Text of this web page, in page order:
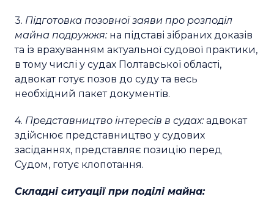
3. Підготовка позовної заяви про розподіл
майна подружжя: на підставі зібраних доказів
та із врахуванням актуальної судової практики,
в тому числі у судах Полтавської області,
адвокат готує позов до суду та весь
необхідний пакет документів.
4. Представництво інтересів в судах:адвокат
здійснює представництво у судових
засіданнях, представляє позицію перед
Судом, готує клопотання.
Складні ситуації при поділі майна: